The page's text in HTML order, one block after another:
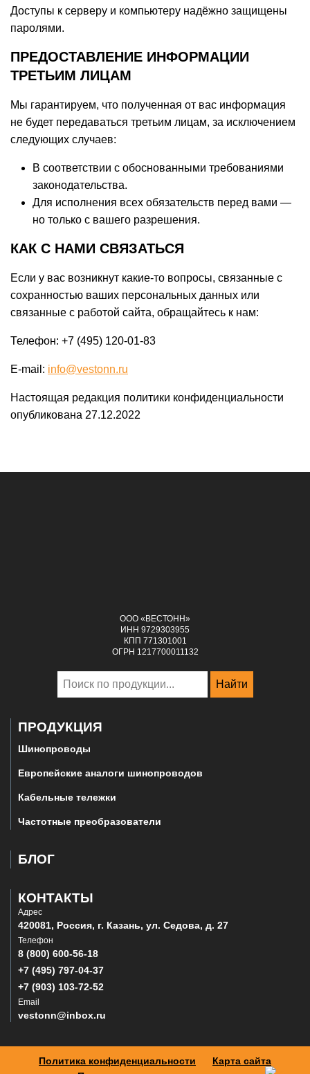
Доступы к серверу и компьютеру надёжно защищены
паролями.
ПРЕДОСТАВЛЕНИЕ ИНФОРМАЦИИ
ТРЕТЬИМ ЛИЦАМ
Мы гарантируем, что полученная от вас информация
не будет передаваться третьим лицам, за исключением
следующих случаев:
В соответствии с обоснованными требованиями
законодательства.
Для исполнения всех обязательств перед вами —
но только с вашего разрешения.
КАК С НАМИ СВЯЗАТЬСЯ
Если у вас возникнут какие-то вопросы, связанные с
сохранностью ваших персональных данных или
связанные с работой сайта, обращайтесь к нам:
Телефон: +7 (495) 120-01-83
E-mail: info@vestonn.ru
Настоящая редакция политики конфиденциальности
опубликована 27.12.2022
ООО «ВЕСТОНН»
ИНН 9729303955
КПП 771301001
ОГРН 1217700011132
Найти
ПРОДУКЦИЯ
Шинопроводы
Европейские аналоги шинопроводов
Кабельные тележки
Частотные преобразователи
БЛОГ
КОНТАКТЫ
Адрес
420081, Россия, г. Казань, ул. Седова, д. 27
Телефон
8 (800) 600-56-18
+7 (495) 797-04-37
+7 (903) 103-72-52
Email
vestonn@inbox.ru
Политика конфиденциальности
Карта сайта